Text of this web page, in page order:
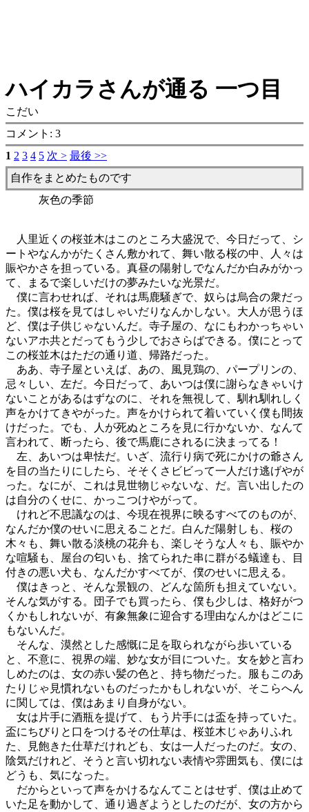
ハイカラさんが通る 一つ目
こだい
コメント: 3
1 2 3 4 5 次 > 最後 >>
自作をまとめたものです
灰色の季節
人里近くの桜並木はこのところ大盛況で、今日だって、シ
ートやなんかがたくさん敷かれて、舞い散る桜の中、人々は
賑やかさを担っている。真昼の陽射しでなんだか白みがかっ
て、まるで楽しいだけの夢みたいな光景だ。
僕に言わせれば、それは馬鹿騒ぎで、奴らは烏合の衆だっ
た。僕は桜を見てはしゃいだりなんかしない。大人が思うほ
ど、僕は子供じゃないんだ。寺子屋の、なにもわかっちゃい
ないアホ共とだってもう少しでおさらばできる。僕にとって
この桜並木はただの通り道、帰路だった。
ああ、寺子屋といえば、あの、風見鶏の、パープリンの、
忌々しい、左だ。今日だって、あいつは僕に謝らなきゃいけ
ないことがあるはずなのに、それを無視して、馴れ馴れしく
声をかけてきやがった。声をかけられて着いていく僕も間抜
けだった。でも、人が死ぬところを見に行かないか、なんて
言われて、断ったら、後で馬鹿にされるに決まってる！
左、あいつは卑怯だ。いざ、流行り病で死にかけの爺さん
を目の当たりにしたら、そそくさビビって一人だけ逃げやが
った。なにが、これは見世物じゃないな、だ。言い出したの
は自分のくせに、かっこつけやがって。
けれど不思議なのは、今現在視界に映るすべてのものが、
なんだか僕のせいに思えることだ。白んだ陽射しも、桜の
木々も、舞い散る淡桃の花弁も、楽しそうな人々も、賑やか
な喧騒も、屋台の匂いも、捨てられた串に群がる蟻達も、目
付きの悪い犬も、なんだかすべてが、僕のせいに思える。
僕はきっと、そんな景観の、どんな箇所も担えていない。
そんな気がする。団子でも買ったら、僕も少しは、格好がつ
くかもしれないが、有象無象に迎合する理由なんかはどこに
もないんだ。
そんな、漠然とした感慨に足を取られながら歩いている
と、不意に、視界の端、妙な女が目についた。女を妙と言わ
しめたのは、女の赤い髪の色と、持ち物だった。服もこのあ
たりじゃ見慣れないものだったかもしれないが、そこらへん
に関しては、僕はあまり自身がない。
女は片手に酒瓶を提げて、もう片手には盃を持っていた。
盃にちびりと口をつけるその仕草は、桜並木じゃありふれ
た、見飽きた仕草だけれども、女は一人だったのだ。女の、
陰気だけれど、そうと言い切れない表情や雰囲気も、僕には
どうも、気になった。
だからといって声をかけるなんてことはせず、僕は止めて
いた足を動かして、通り過ぎようとしたのだが、女の方から